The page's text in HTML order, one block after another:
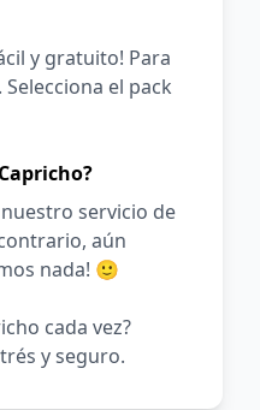
y gratuito! Para
el pack
servicio de
aún
nada! 🙂
cada vez?
y seguro.